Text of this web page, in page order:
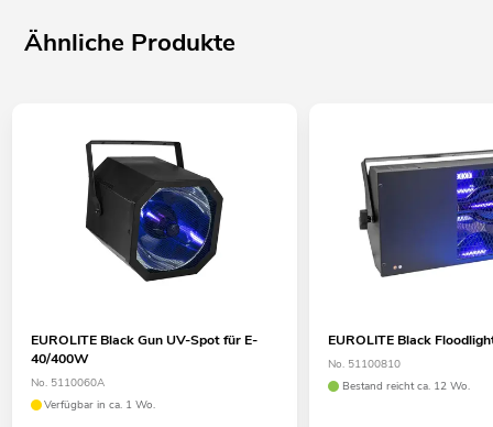
Ähnliche Produkte
EUROLITE Black Gun UV-Spot für E-
40/400W
No. 5110060A
Verfügbar in ca. 1 Wo.
EUROLITE Black
No. 51100810
Bestand reicht ca. 12 Wo.